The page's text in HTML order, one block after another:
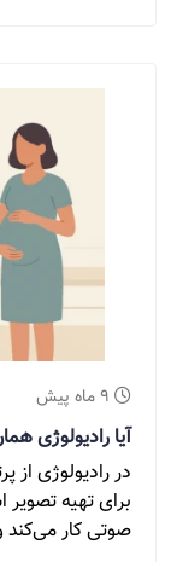
9 ماه پیش
آیا رادیولوژی
در رادیولوژی
برای تهیه
صوتی کار